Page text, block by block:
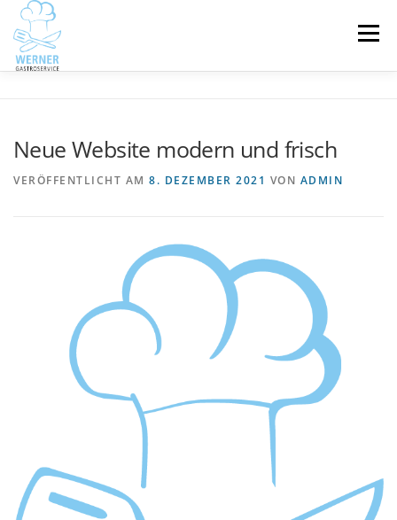
Inhalt
springen
Menü
Neue Website modern und frisch
VERÖFFENTLICHT AM 8. DEZEMBER 2021 VON ADMIN